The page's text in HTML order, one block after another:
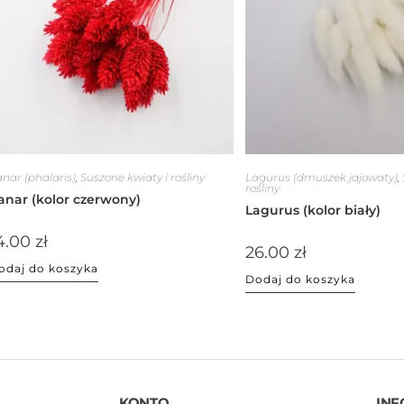
(phalaris),Suszone kwiaty i rośliny
(kolor czerwony)
zł
do koszyka
Lagurus (dmuszek jajowaty),
rośliny
Lagurus (kolor biały)
26.00 zł
Dodaj do koszyka